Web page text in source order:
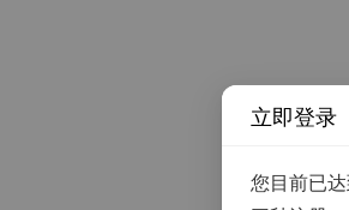
立即登录
您目前已